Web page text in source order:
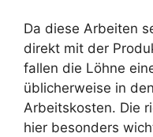
Da diese Arbeiten
direkt mit der
fallen die Löhne
üblicherweise in
Arbeitskosten. Die
hier besonders